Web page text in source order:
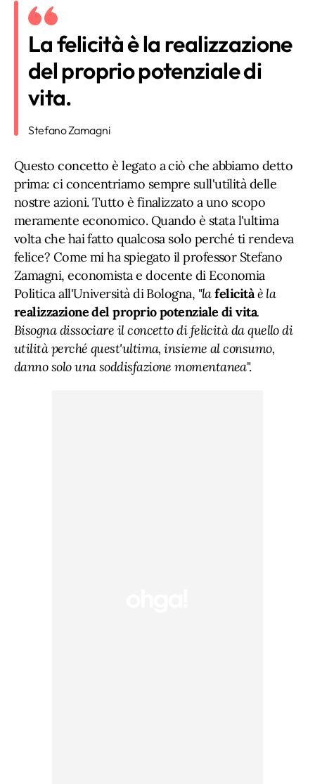
La felicità è la realizzazione
del proprio potenziale di
vita.
Stefano Zamagni
Questo concetto è legato a ciò che abbiamo detto
prima: ci concentriamo sempre sull'utilità delle
nostre azioni. Tutto è finalizzato a uno scopo
meramente economico. Quando è stata l'ultima
volta che hai fatto qualcosa solo perché ti rendeva
felice? Come mi ha spiegato il professor Stefano
Zamagni, economista e docente di Economia
Politica all'Università di Bologna, "lafelicitàè la
realizzazione del proprio potenziale di vita.
Bisogna dissociare il concetto di felicità da quello di
utilità perché quest'ultima, insieme al consumo,
danno solo una soddisfazione momentanea".